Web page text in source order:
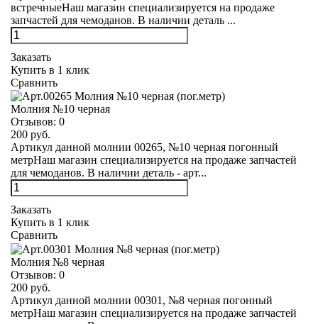
встречныеНаш магазин специализируется на продаже
запчастей для чемоданов. В наличии деталь ...
Заказать
Купить в 1 клик
Сравнить
Молния №10 черная
Отзывов: 0
200 руб.
Артикул данной молнии 00265, №10 черная погонный
метрНаш магазин специализируется на продаже запчастей
для чемоданов. В наличии деталь - арт...
Заказать
Купить в 1 клик
Сравнить
Молния №8 черная
Отзывов: 0
200 руб.
Артикул данной молнии 00301, №8 черная погонный
метрНаш магазин специализируется на продаже запчастей